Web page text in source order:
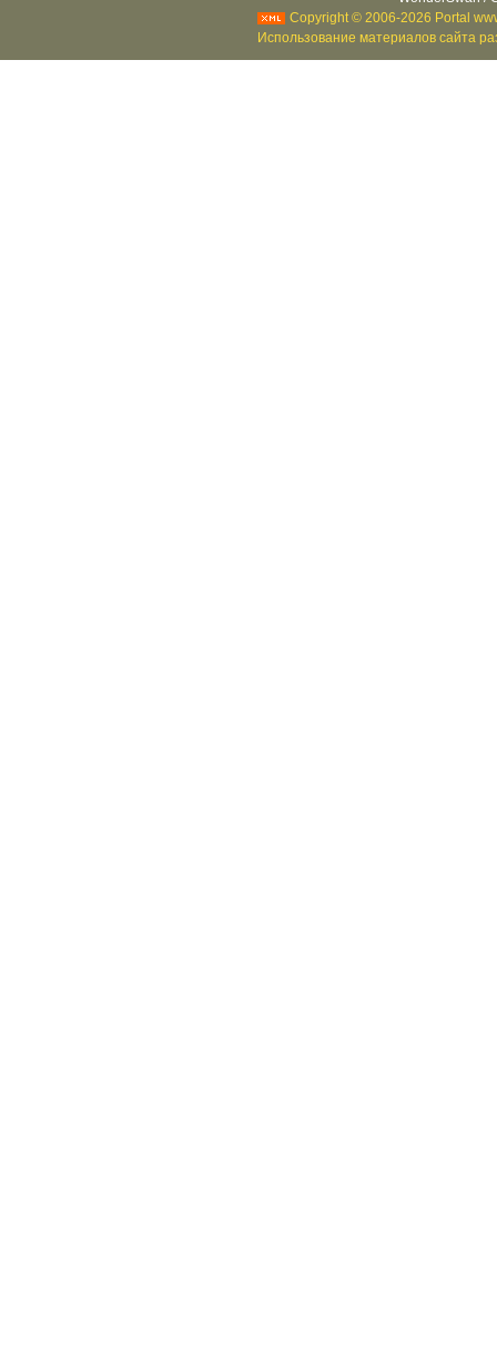
Copyright © 2006-2026 Portal
Использование материалов сайта